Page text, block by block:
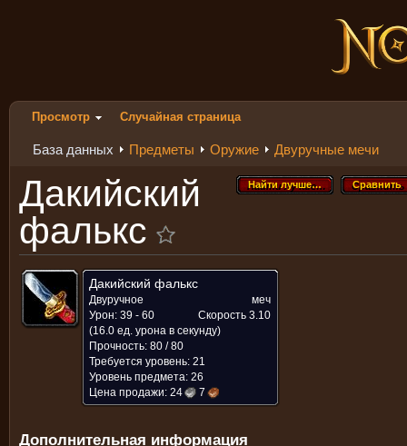
Просмотр Случайная страница
База данных Предметы Оружие Двуручные мечи
Сравнить
Сравнить
Найти лучше…
Найти лучше…
Дакийский
фалькс
Дакийский фалькс
Двуручное
меч
Урон: 39 - 60
Скорость 3.10
(16.0 ед. урона в секунду)
Прочность: 80 / 80
Требуется уровень: 21
Уровень предмета: 26
Цена продажи: 24 7
Дополнительная информация